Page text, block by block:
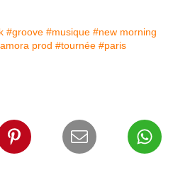
#groove #musique #new morning
prod #tournée #paris